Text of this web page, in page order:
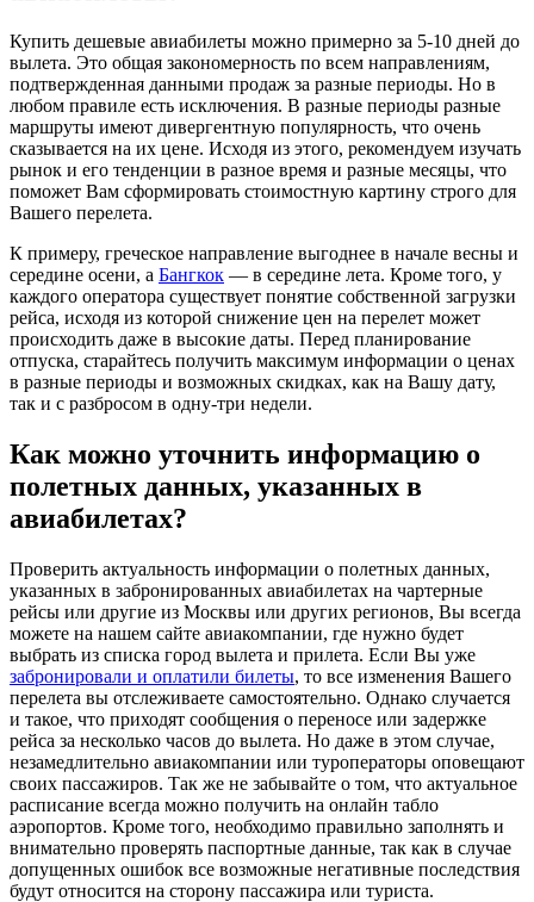
Купить дешевые авиабилеты можно примерно за 5-10 дней до
вылета. Это общая закономерность по всем направлениям,
подтвержденная данными продаж за разные периоды. Но в
любом правиле есть исключения. В разные периоды разные
маршруты имеют дивергентную популярность, что очень
сказывается на их цене. Исходя из этого, рекомендуем изучать
рынок и его тенденции в разное время и разные месяцы, что
поможет Вам сформировать стоимостную картину строго для
Вашего перелета.
К примеру, греческое направление выгоднее в начале весны и
середине осени, а Бангкок — в середине лета. Кроме того, у
каждого оператора существует понятие собственной загрузки
рейса, исходя из которой снижение цен на перелет может
происходить даже в высокие даты. Перед планирование
отпуска, старайтесь получить максимум информации о ценах
в разные периоды и возможных скидках, как на Вашу дату,
так и с разбросом в одну-три недели.
Как можно уточнить информацию о
полетных данных, указанных в
авиабилетах?
Проверить актуальность информации о полетных данных,
указанных в забронированных авиабилетах на чартерные
рейсы или другие из Москвы или других регионов, Вы всегда
можете на нашем сайте авиакомпании, где нужно будет
выбрать из списка город вылета и прилета. Если Вы уже
забронировали и оплатили билеты, то все изменения Вашего
перелета вы отслеживаете самостоятельно. Однако случается
и такое, что приходят сообщения о переносе или задержке
рейса за несколько часов до вылета. Но даже в этом случае,
незамедлительно авиакомпании или туроператоры оповещают
своих пассажиров. Так же не забывайте о том, что актуальное
расписание всегда можно получить на онлайн табло
аэропортов. Кроме того, необходимо правильно заполнять и
внимательно проверять паспортные данные, так как в случае
допущенных ошибок все возможные негативные последствия
будут относится на сторону пассажира или туриста.